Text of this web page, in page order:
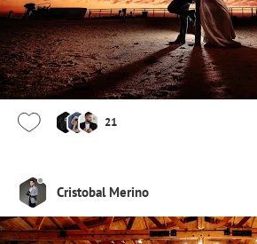
21
Cristobal Merino